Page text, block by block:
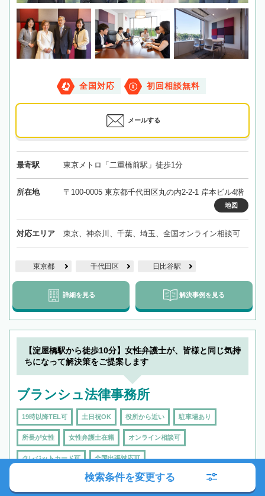
全国対応 初回相談無料
メールする
最寄駅 東京メトロ「二重橋前駅」徒歩1分
所在地 〒100-0005 東京都千代田区丸の内2-2-1 岸本ビル4階
地図
対応エリア 東京、神奈川、千葉、埼玉、全国オンライン相談可
東京都 千代田区 日比谷駅
詳細を見る 解決事例を見る
【淀屋橋駅から徒歩10分】女性弁護士が、皆様と同じ気持
ちになって解決策をご提案します
ブランシュ法律事務所
19時以降TEL可 土日祝OK 役所から近い 駐車場あり
所長が女性 女性弁護士在籍 オンライン相談可
クレジットカード可 全国出張対応可
検索条件を変更する